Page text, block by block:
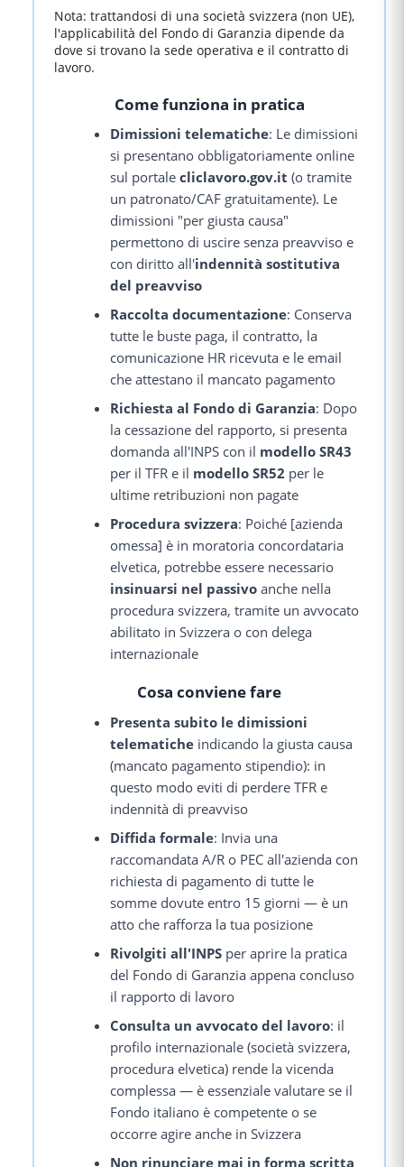
Nota: trattandosi di una società svizzera (non UE),
l'applicabilità del Fondo di Garanzia dipende da
dove si trovano la sede operativa e il contratto di
lavoro.
Come funziona in pratica
Dimissioni telematiche: Le dimissioni
si presentano obbligatoriamente online
sul portalecliclavoro.gov.it (o tramite
un patronato/CAF gratuitamente). Le
dimissioni "per giusta causa"
permettono di uscire senza preavviso e
con diritto all'indennità sostitutiva
del preavviso
Raccolta documentazione: Conserva
tutte le buste paga, il contratto, la
comunicazione HR ricevuta e le email
che attestano il mancato pagamento
Richiesta al Fondo di Garanzia: Dopo
la cessazione del rapporto, si presenta
domanda all'INPS con il modello SR43
per il TFR e il modello SR52 per le
ultime retribuzioni non pagate
Procedura svizzera: Poiché [azienda
omessa] è in moratoria concordataria
elvetica, potrebbe essere necessario
insinuarsi nel passivo anche nella
procedura svizzera, tramite un avvocato
abilitato in Svizzera o con delega
internazionale
Cosa conviene fare
Presenta subito le dimissioni
telematiche indicando la giusta causa
(mancato pagamento stipendio): in
questo modo eviti di perdere TFR e
indennità di preavviso
Diffida formale: Invia una
raccomandata A/R o PEC all'azienda con
richiesta di pagamento di tutte le
somme dovute entro 15 giorni — è un
atto che rafforza la tua posizione
Rivolgiti all'INPS per aprire la pratica
del Fondo di Garanzia appena concluso
il rapporto di lavoro
Consulta un avvocato del lavoro: il
profilo internazionale (società svizzera,
procedura elvetica) rende la vicenda
complessa — è essenziale valutare se il
Fondo italiano è competente o se
occorre agire anche in Svizzera
Non rinunciare mai in forma scritta